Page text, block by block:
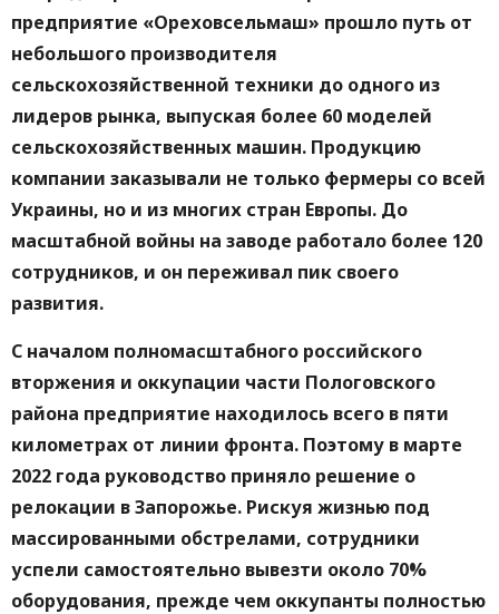
предприятие «Ореховсельмаш» прошло путь от
небольшого производителя
сельскохозяйственной техники до одного из
лидеров рынка, выпуская более 60 моделей
сельскохозяйственных машин. Продукцию
компании заказывали не только фермеры со всей
Украины, но и из многих стран Европы. До
масштабной войны на заводе работало более 120
сотрудников, и он переживал пик своего
развития.
С началом полномасштабного российского
вторжения и оккупации части Пологовского
района предприятие находилось всего в пяти
километрах от линии фронта. Поэтому в марте
2022 года руководство приняло решение о
релокации в Запорожье. Рискуя жизнью под
массированными обстрелами, сотрудники
успели самостоятельно вывезти около 70%
оборудования, прежде чем оккупанты полностью